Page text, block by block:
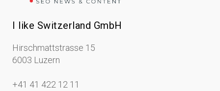
I like Switzerland GmbH
Hirschmattstrasse 15
6003 Luzern
+41 41 422 12 11